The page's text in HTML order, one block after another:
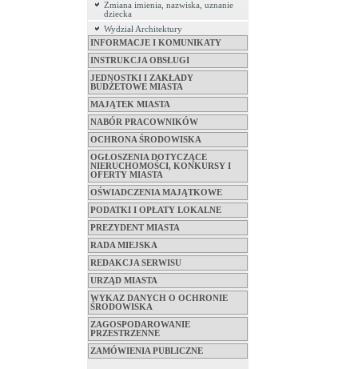
Zmiana imienia, nazwiska, uznanie
dziecka
Wydział Architektury
INFORMACJE I KOMUNIKATY
INSTRUKCJA OBSŁUGI
JEDNOSTKI I ZAKŁADY
BUDŻETOWE MIASTA
MAJĄTEK MIASTA
NABÓR PRACOWNIKÓW
OCHRONA ŚRODOWISKA
OGŁOSZENIA DOTYCZĄCE
NIERUCHOMOŚCI, KONKURSY I
OFERTY MIASTA
OŚWIADCZENIA MAJĄTKOWE
PODATKI I OPŁATY LOKALNE
PREZYDENT MIASTA
RADA MIEJSKA
REDAKCJA SERWISU
URZĄD MIASTA
WYKAZ DANYCH O OCHRONIE
ŚRODOWISKA
ZAGOSPODAROWANIE
PRZESTRZENNE
ZAMÓWIENIA PUBLICZNE